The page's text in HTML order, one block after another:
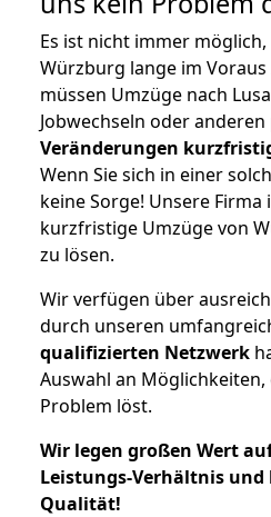
Es ist nicht immer
Würzburg lange im
müssen Umzüge nach
Jobwechseln oder
Veränderungen
Wenn Sie sich in einer
keine Sorge! Unsere Firma
kurzfristige Umzüge von
zu lösen.
Wir verfügen über
durch unseren
qualifizierten Netzwerk
Auswahl an Möglichkeiten,
Problem löst.
Wir legen großen Wert
Leistungs-Verhältnis
Qualität!